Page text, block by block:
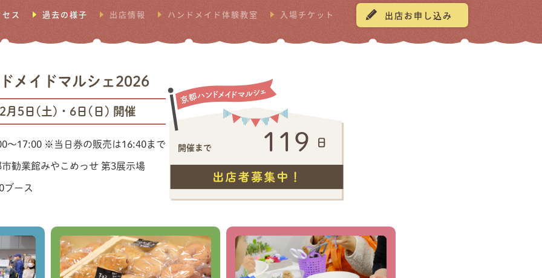
ス 過去の様子 出店情報 ハンドメイド体験教室 入場チケット 出店お申し込み
メイドマルシェ2026
月5日(土)・6日(日) 開催
〜17:00 ※当日券の販売は16:40まで
勧業館みやこめっせ 第3展示場
ブース
開催まで 119